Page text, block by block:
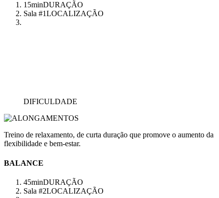
15minDURAÇÃO
Sala #1LOCALIZAÇÃO
DIFICULDADE
Treino de relaxamento, de curta duração que promove o aumento da
flexibilidade e bem-estar.
BALANCE
45minDURAÇÃO
Sala #2LOCALIZAÇÃO